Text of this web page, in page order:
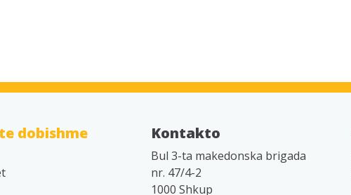
te dobishme Kontakto
Bul 3-ta makedonska brigada
nr. 47/4-2
1000 Shkup